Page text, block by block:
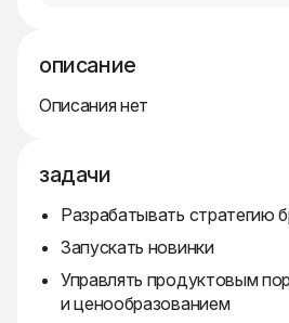
описание
Описания нет
задачи
Разрабатывать стратегию
Запускать новинки
Управлять продуктовым
и ценообразованием